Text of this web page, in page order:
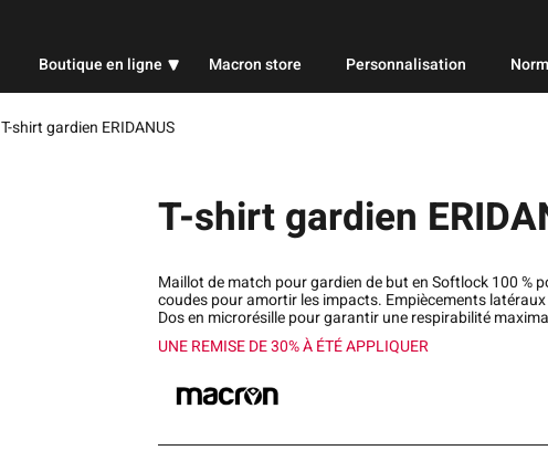
Boutique en ligne
Professionnel
Macron store Personnalisation
T-shirt gardien ERIDANUS
T-shirt gardien
Maillot de match pour gardien de but en Softlock 100 %
coudes pour amortir les impacts. Empiècements
Dos en microrésille pour garantir une respirabilité
UNE REMISE DE 30% À ÉTÉ APPLIQUER